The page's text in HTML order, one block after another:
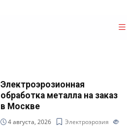
Электроэрозионная
обработка металла на заказ
в Москве
4 августа, 2026
Электроэрозия